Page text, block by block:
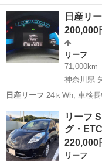
栃木 那須塩原市
200,000
リーフ
71,000km
神奈川県
日産リーフ 24ｋWh, 車検
神奈川 川崎市 矢向駅
リーフ
グ・ETC
220,000
リーフ